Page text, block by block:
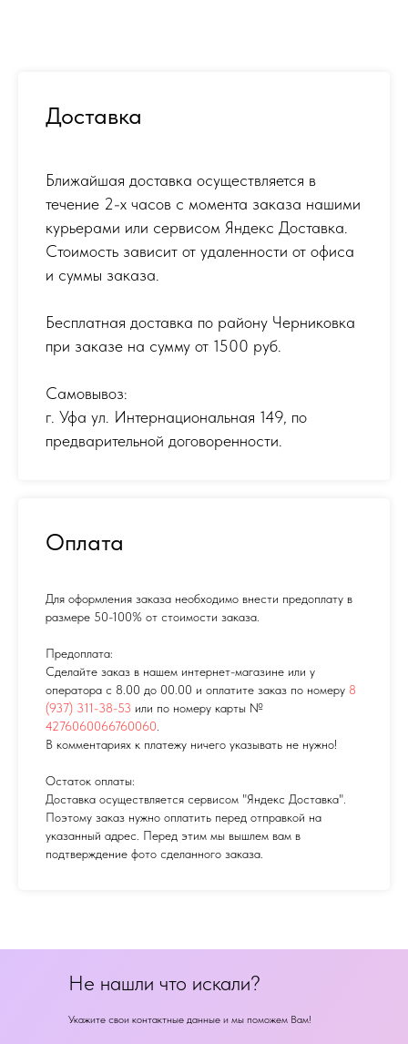
Доставка
Ближайшая доставка осуществляется в
течение 2-х часов с момента заказа нашими
курьерами или сервисом Яндекс Доставка.
Стоимость зависит от удаленности от офиса
и суммы заказа.
Бесплатная доставка по району Черниковка
при заказе на сумму от 1500 руб.
Самовывоз:
г. Уфа ул. Интернациональная 149, по
предварительной договоренности.
Оплата
Для оформления заказа необходимо внести предоплату в
размере 50-100% от стоимости заказа.
Предоплата:
Сделайте заказ в нашем интернет-магазине или у
оператора с 8.00 до 00.00 и оплатите заказ по номеру 8
(937) 311-38-53 или по номеру карты №
4276060066760060
В комментариях к платежу ничего указывать не нужно!
Остаток оплаты:
Доставка осуществляется сервисом "Яндекс Доставка".
Поэтому заказ нужно оплатить перед отправкой на
указанный адрес. Перед этим мы вышлем вам в
подтверждение фото сделанного заказа.
Не нашли что искали?
Укажите свои контактные данные и мы поможем Вам!